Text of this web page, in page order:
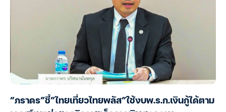
“ภราดร”ชี้”ไทยเที่ยวไทยพลัส”ใช้งบพ.ร.ก.เงินกู้ได้ตาม